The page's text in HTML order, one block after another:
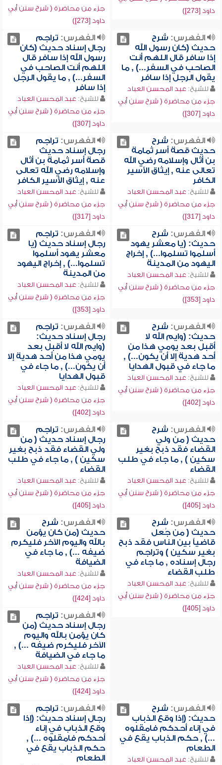
داود [273])
جزء من محاضرة ( شرح سنن أبي
داود [273])
الفهرس: شرح
حديث (كان رسول الله
إذا سافر قال اللهم أنت
الصاحب في السفر...) , ما
يقول الرجل إذا سافر
للشيخ: عبد المحسن العباد
جزء من محاضرة ( شرح سنن أبي
داود [307])
الفهرس: تراجم
رجال إسناد حديث (كان
رسول الله إذا سافر قال
اللهم أنت الصاحب في
السفر...) , ما يقول الرجل
إذا سافر
للشيخ: عبد المحسن العباد
جزء من محاضرة ( شرح سنن أبي
داود [307])
الفهرس: شرح
حديث قصة أسر ثمامة
بن أثال وإسلامه رضي الله
تعالى عنه , إيثاق الأسير
الكافر
للشيخ: عبد المحسن العباد
جزء من محاضرة ( شرح سنن أبي
داود [317])
الفهرس: تراجم
رجال إسناد حديث
قصة أسر ثمامة بن أثال
وإسلامه رضي الله تعالى
عنه , إيثاق الأسير الكافر
للشيخ: عبد المحسن العباد
جزء من محاضرة ( شرح سنن أبي
داود [317])
الفهرس: شرح
حديث: (يا معشر يهود
أسلموا تسلموا...) , إخراج
اليهود من المدينة
للشيخ: عبد المحسن العباد
جزء من محاضرة ( شرح سنن أبي
داود [353])
الفهرس: تراجم
رجال إسناد حديث (يا
معشر يهود أسلموا
تسلموا...) , إخراج اليهود
من المدينة
للشيخ: عبد المحسن العباد
جزء من محاضرة ( شرح سنن أبي
داود [353])
الفهرس: شرح
حديث: (وايم الله لا
أقبل بعد يومي هذا من
أحد هدية إلا أن يكون...) ,
ما جاء في قبول الهدايا
للشيخ: عبد المحسن العباد
جزء من محاضرة ( شرح سنن أبي
داود [402])
الفهرس: تراجم
رجال إسناد حديث:
(وايم الله لا أقبل بعد
يومي هذا من أحد هدية إلا
أن يكون...) , ما جاء في
قبول الهدايا
للشيخ: عبد المحسن العباد
جزء من محاضرة ( شرح سنن أبي
داود [402])
الفهرس: شرح
حديث ( من ولي
القضاء فقد ذبح بغير
سكين ) , ما جاء في طلب
القضاء
للشيخ: عبد المحسن العباد
جزء من محاضرة ( شرح سنن أبي
داود [405])
الفهرس: تراجم
رجال إسناد حديث ( من
ولي القضاء فقد ذبح بغير
سكين ) , ما جاء في طلب
القضاء
للشيخ: عبد المحسن العباد
جزء من محاضرة ( شرح سنن أبي
داود [405])
الفهرس: شرح
حديث ( من جُعل
قاضياً بين الناس فقد ذبح
بغير سكين ) وتراجم
رجال إسناده , ما جاء في
طلب القضاء
للشيخ: عبد المحسن العباد
جزء من محاضرة ( شرح سنن أبي
داود [405])
الفهرس: شرح
حديث (من كان يؤمن
بالله واليوم الآخر فليكرم
ضيفه ...) , ما جاء في
الضيافة
للشيخ: عبد المحسن العباد
جزء من محاضرة ( شرح سنن أبي
داود [424])
الفهرس: تراجم
رجال إسناد حديث (من
كان يؤمن بالله واليوم
الآخر فليكرم ضيفه ...) ,
ما جاء في الضيافة
للشيخ: عبد المحسن العباد
جزء من محاضرة ( شرح سنن أبي
داود [424])
الفهرس: شرح
حديث: (إذا وقع الذباب
في إناء أحدكم فامقلوه
...) , حكم الذباب يقع في
الطعام
للشيخ: عبد المحسن العباد
الفهرس: تراجم
رجال إسناد حديث: (إذا
وقع الذباب في إناء
أحدكم فامقلوه ...) ,
حكم الذباب يقع في
الطعام